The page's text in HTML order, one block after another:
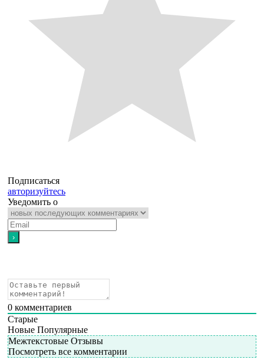
Подписаться
авторизуйтесь
Уведомить о
0 комментариев
Старые
Новые Популярные
Межтекстовые Отзывы
Посмотреть все комментарии